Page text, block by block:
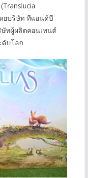
ยบริษัท ทีแอนด์บี
ษัทผู้ผลิตคอนเทนต์
ดับโลก